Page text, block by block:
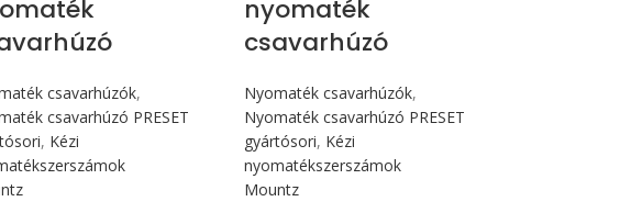
csavarhúzók,
csavarhúzó PRESET
, Kézi
nyomaték
csavarhúzó
Nyomaték csavarhúzók,
Nyomaték csavarhúzó PRESET
gyártósori, Kézi
nyomatékszerszámok
Mountz